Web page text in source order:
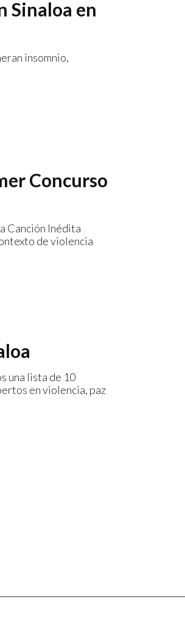
Sinaloa en
insomnio,
Concurso
Canción Inédita
de violencia
una lista de 10
en violencia, paz